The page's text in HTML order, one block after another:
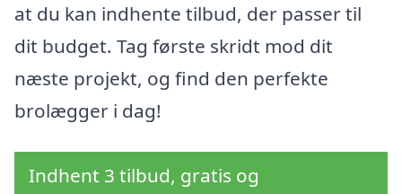
at du kan indhente tilbud, der passer til
dit budget. Tag første skridt mod dit
næste projekt, og find den perfekte
brolægger i dag!
Indhent 3 tilbud, gratis og